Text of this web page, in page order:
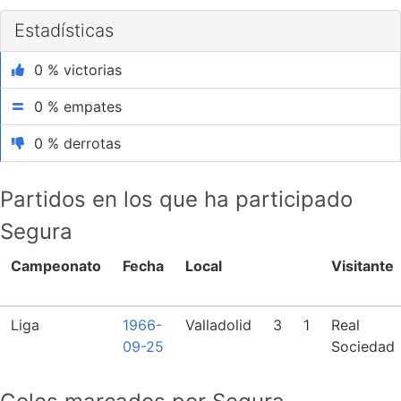
Estadísticas
0 % victorias
0 % empates
0 % derrotas
Partidos en los que ha participado
Segura
Campeonato Fecha Local Visitante
Liga
1966-
09-25
Valladolid 3 1
Real
Sociedad